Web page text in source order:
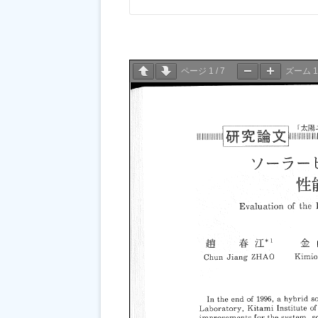
ページ 1 / 7 ズーム